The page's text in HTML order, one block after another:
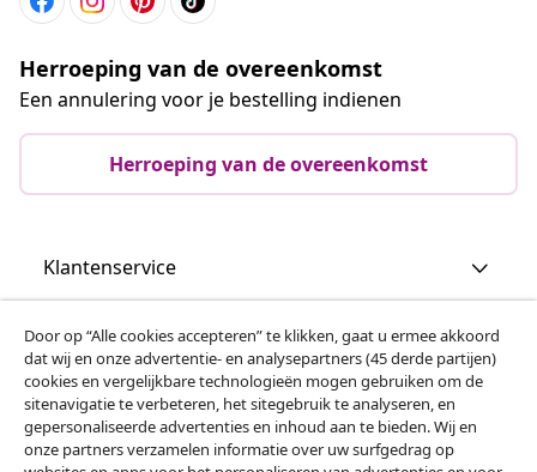
Herroeping van de overeenkomst
Een annulering voor je bestelling indienen
Herroeping van de overeenkomst
Klantenservice
Zakelijk
vidaXL
Door op “Alle cookies accepteren” te klikken, gaat u ermee akkoord
dat wij en onze advertentie- en analysepartners (45 derde partijen)
cookies en vergelijkbare technologieën mogen gebruiken om de
sitenavigatie te verbeteren, het sitegebruik te analyseren, en
gepersonaliseerde advertenties en inhoud aan te bieden. Wij en
onze partners verzamelen informatie over uw surfgedrag op